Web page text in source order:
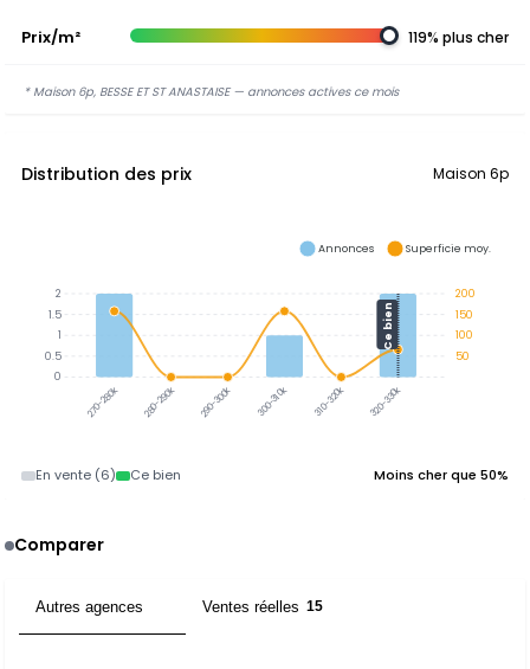
Prix/m² 119% plus cher
* Maison 6p, BESSE ET ST ANASTAISE — annonces actives ce mois
Distribution des prix Maison 6p
270-280k 280-290k 290-300k 300-310k 310-320k 320-330k
Ce bien
200
150
100
50
2
1.5
1
0.5
0
Annonces Superficie moy.
En vente (6) Ce bien Moins cher que 50%
Comparer
Autres agences Ventes réelles 15